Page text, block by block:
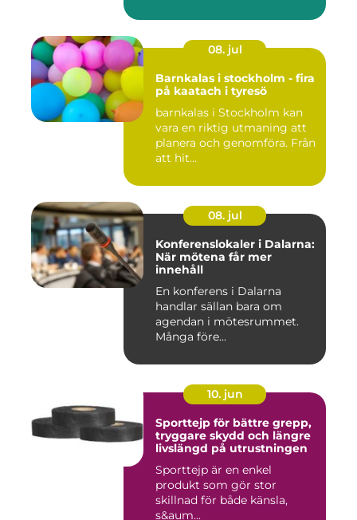
08. jul
Barnkalas i stockholm - fira
på kaatach i tyresö
barnkalas i Stockholm kan
vara en riktig utmaning att
planera och genomföra. Från
att hit...
08. jul
Konferenslokaler i Dalarna:
När mötena får mer
innehåll
En konferens i Dalarna
handlar sällan bara om
agendan i mötesrummet.
Många före...
10. jun
Sporttejp för bättre grepp,
tryggare skydd och längre
livslängd på utrustningen
Sporttejp är en enkel
produkt som gör stor
skillnad för både känsla,
s&aum...